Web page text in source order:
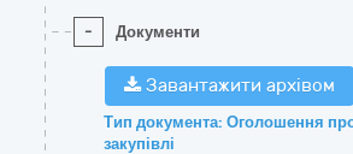
- Документи
Завантажити архівом
Тип документа: Оголошення
закупівлі